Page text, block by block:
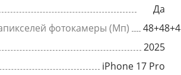
Да
фотокамеры (Мп)
2025
iPhone 17 Pro